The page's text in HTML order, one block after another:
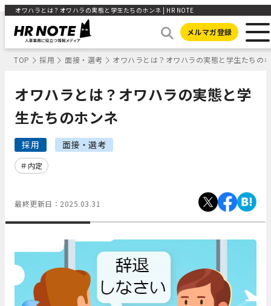
オワハラとは？オワハラの実態と学生たちのホンネ | HR NOTE
メルマガ登録
TOP 採用 面接・選考 オワハラとは？オワハラの実態と学生たちの
オワハラとは？オワハラの実態と学
生たちのホンネ
採用 面接・選考
内定
最終更新日： 2025.03.31